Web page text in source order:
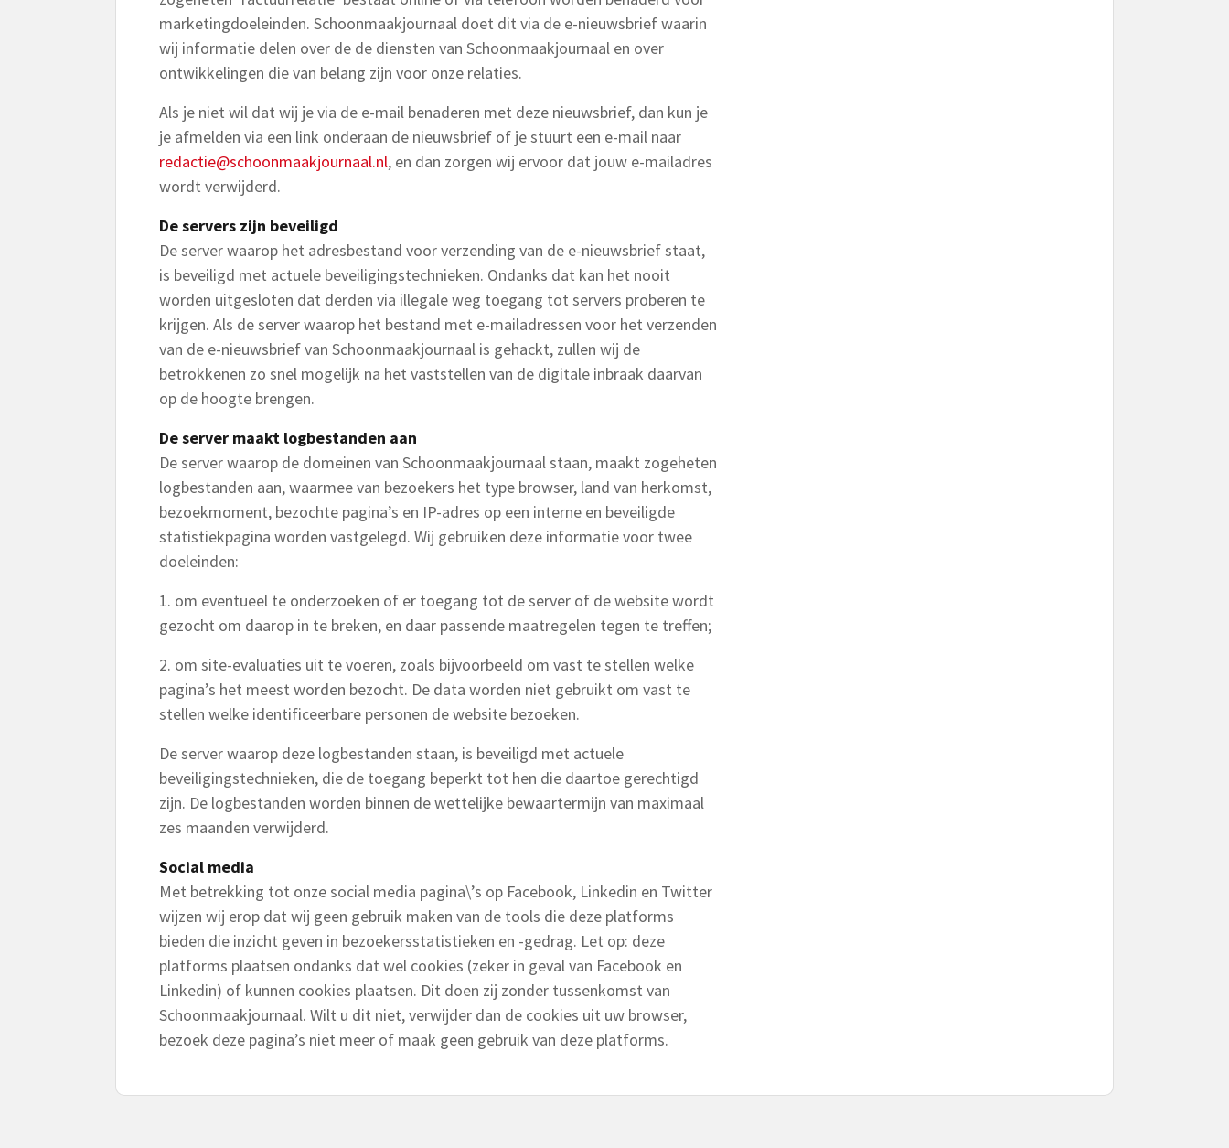
marketingdoeleinden. Schoonmaakjournaal doet dit via de e-nieuwsbrief waarin
wij informatie delen over de de diensten van Schoonmaakjournaal en over
ontwikkelingen die van belang zijn voor onze relaties.
Als je niet wil dat wij je via de e-mail benaderen met deze nieuwsbrief, dan kun je
je afmelden via een link onderaan de nieuwsbrief of je stuurt een e-mail naar
redactie@schoonmaakjournaal.nl, en dan zorgen wij ervoor dat jouw e-mailadres
wordt verwijderd.
De servers zijn beveiligd
De server waarop het adresbestand voor verzending van de e-nieuwsbrief staat,
is beveiligd met actuele beveiligingstechnieken. Ondanks dat kan het nooit
worden uitgesloten dat derden via illegale weg toegang tot servers proberen te
krijgen. Als de server waarop het bestand met e-mailadressen voor het verzenden
van de e-nieuwsbrief van Schoonmaakjournaal is gehackt, zullen wij de
betrokkenen zo snel mogelijk na het vaststellen van de digitale inbraak daarvan
op de hoogte brengen.
De server maakt logbestanden aan
De server waarop de domeinen van Schoonmaakjournaal staan, maakt zogeheten
logbestanden aan, waarmee van bezoekers het type browser, land van herkomst,
bezoekmoment, bezochte pagina’s en IP-adres op een interne en beveiligde
statistiekpagina worden vastgelegd. Wij gebruiken deze informatie voor twee
doeleinden:
1. om eventueel te onderzoeken of er toegang tot de server of de website wordt
gezocht om daarop in te breken, en daar passende maatregelen tegen te treffen;
2. om site-evaluaties uit te voeren, zoals bijvoorbeeld om vast te stellen welke
pagina’s het meest worden bezocht. De data worden niet gebruikt om vast te
stellen welke identificeerbare personen de website bezoeken.
De server waarop deze logbestanden staan, is beveiligd met actuele
beveiligingstechnieken, die de toegang beperkt tot hen die daartoe gerechtigd
zijn. De logbestanden worden binnen de wettelijke bewaartermijn van maximaal
zes maanden verwijderd.
Social media
Met betrekking tot onze social media pagina\’s op Facebook, Linkedin en Twitter
wijzen wij erop dat wij geen gebruik maken van de tools die deze platforms
bieden die inzicht geven in bezoekersstatistieken en -gedrag. Let op: deze
platforms plaatsen ondanks dat wel cookies (zeker in geval van Facebook en
Linkedin) of kunnen cookies plaatsen. Dit doen zij zonder tussenkomst van
Schoonmaakjournaal. Wilt u dit niet, verwijder dan de cookies uit uw browser,
bezoek deze pagina’s niet meer of maak geen gebruik van deze platforms.